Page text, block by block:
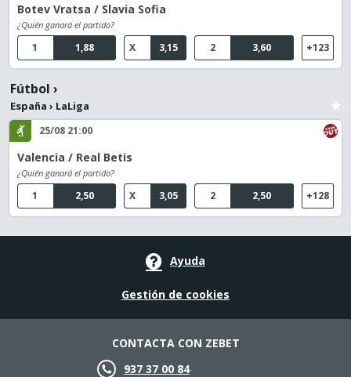
Botev Vratsa / Slavia Sofia
¿Quién ganará el partido?
1,88
1 3,15
X 3,60
2 +123
Fútbol ›
España › LaLiga
25/08 21:00
Valencia / Real Betis
¿Quién ganará el partido?
2,50
1 3,05
X 2,50
2 +128
Ayuda
Gestión de cookies
CONTACTA CON ZEBET
937 37 00 84